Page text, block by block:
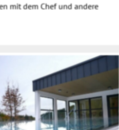
mit dem Chef und andere